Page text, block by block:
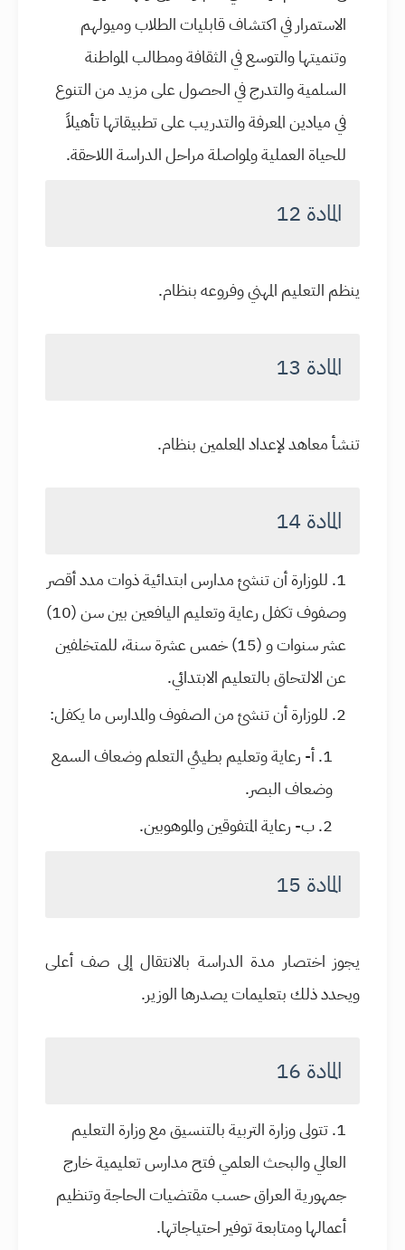
الاستمرار في اكتشاف قابليات الطلاب وميولهم
وتنميتها والتوسع في الثقافة ومطالب المواطنة
السلمية والتدرج في الحصول على مزيد من التنوع
في ميادين المعرفة والتدريب على تطبيقاتها تأهيلاً
للحياة العملية ولمواصلة مراحل الدراسة اللاحقة.
المادة 12
ينظم التعليم المهني وفروعه بنظام.
المادة 13
تنشأ معاهد لإعداد المعلمين بنظام.
المادة 14
للوزارة أن تنشئ مدارس ابتدائية ذوات مدد أقصر
وصفوف تكفل رعاية وتعليم اليافعين بين سن (10)
عشر سنوات و (15) خمس عشرة سنة، للمتخلفين
عن الالتحاق بالتعليم الابتدائي.
للوزارة أن تنشئ من الصفوف والمدارس ما يكفل:
أ- رعاية وتعليم بطيئي التعلم وضعاف السمع
وضعاف البصر.
ب- رعاية المتفوقين والموهوبين.
المادة 15
يجوز اختصار مدة الدراسة بالانتقال إلى صف أعلى
ويحدد ذلك بتعليمات يصدرها الوزير.
المادة 16
تتولى وزارة التربية بالتنسيق مع وزارة التعليم
العالي والبحث العلمي فتح مدارس تعليمية خارج
جمهورية العراق حسب مقتضيات الحاجة وتنظيم
أعمالها ومتابعة توفير احتياجاتها.